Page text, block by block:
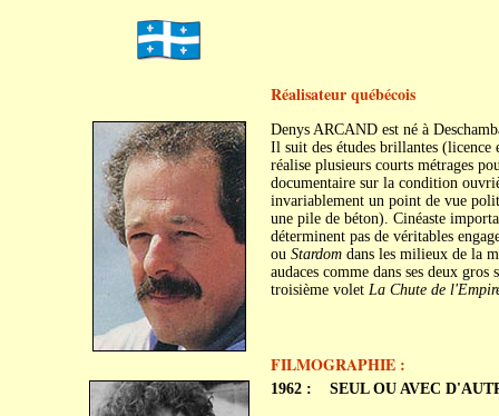
Réalisateur québécois
Denys ARCAND est né à
Il suit des études brillantes (licence
réalise plusieurs courts métrages
documentaire sur la condition
invariablement un point de vue
une pile de béton). Cinéaste
déterminent pas de véritables
ou Stardomdans les milieux de la
audaces comme dans ses deux gros
troisième volet La Chute de
FILMOGRAPHIE :
1962 : SEUL OU AVEC